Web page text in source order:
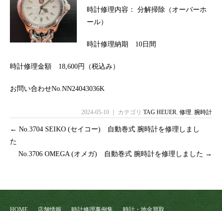
時計修理内容： 分解掃除（オーバーホ
ール）
時計修理納期 10日間
時計修理金額 18,600円（税込み）
お問い合わせNo.NN24043036K
2024-05-10 ｜ カテゴリ TAG HEUER, 修理, 腕時計
← No.3704 SEIKO (セイコー) 自動巻式 腕時計を修理しまし
た
No.3706 OMEGA (オメガ) 自動巻式 腕時計を修理しました →
HOME 店舗情報 時計修理事例集
時計・地金買取